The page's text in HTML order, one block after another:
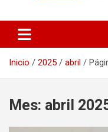
Agenda
Inicio 2025 abril
Mes: abril